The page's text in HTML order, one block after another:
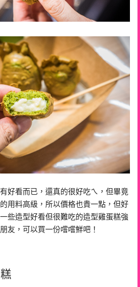
好看而已，還真的很好吃ㄟ，但畢竟
用料高級，所以價格也貴一點，但好
些造型好看但很難吃的造型雞蛋糕強
友，可以買一份嚐嚐鮮吧！